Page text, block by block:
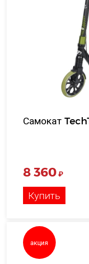
Самокат
8 360 ₽
Купить
акция